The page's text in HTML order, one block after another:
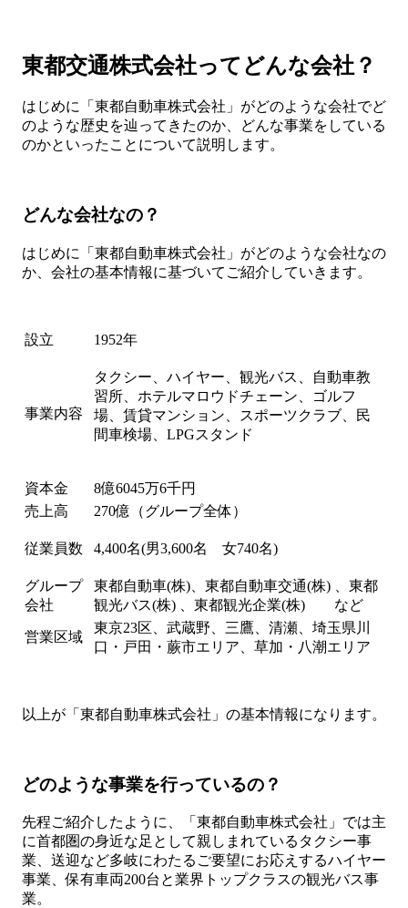
東都交通株式会社ってどんな会社？
はじめに「東都自動車株式会社」がどのような会社でど
のような歴史を辿ってきたのか、どんな事業をしている
のかといったことについて説明します。
どんな会社なの？
はじめに「東都自動車株式会社」がどのような会社なの
か、会社の基本情報に基づいてご紹介していきます。
設立 1952年
事業内容
タクシー、ハイヤー、観光バス、自動車教
習所、ホテルマロウドチェーン、ゴルフ
場、賃貸マンション、スポーツクラブ、民
間車検場、LPGスタンド
資本金
8億6045万6千円
売上高
270億（グループ全体）
従業員数 4,400名(男3,600名 女740名)
グループ
会社
東都自動車(株)、東都自動車交通(株) 、東都
観光バス(株) 、東都観光企業(株) など
営業区域
東京23区、武蔵野、三鷹、清瀬、埼玉県川
口・戸田・蕨市エリア、草加・八潮エリア
以上が「東都自動車株式会社」の基本情報になります。
どのような事業を行っているの？
先程ご紹介したように、「東都自動車株式会社」では主
に首都圏の身近な足として親しまれているタクシー事
業、送迎など多岐にわたるご要望にお応えするハイヤー
事業、保有車両200台と業界トップクラスの観光バス事
業。